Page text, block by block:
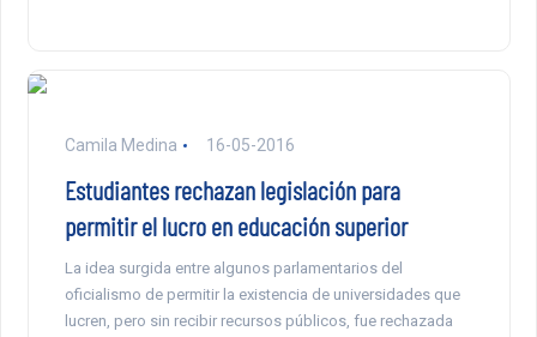
Camila Medina 16-05-2016
Estudiantes rechazan legislación para
permitir el lucro en educación superior
La idea surgida entre algunos parlamentarios del
oficialismo de permitir la existencia de universidades que
lucren, pero sin recibir recursos públicos, fue rechazada